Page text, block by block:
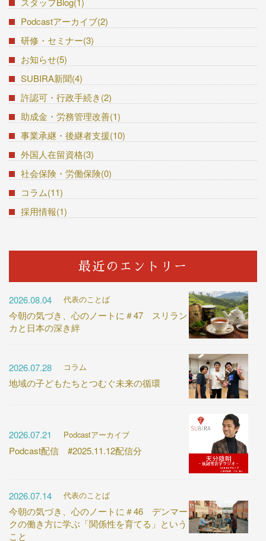
Podcastアーカイブ(2)
研修・セミナー(3)
お知らせ(5)
SUBIRA新聞(4)
許認可・行政手続き(2)
助成金・労務管理改善(1)
事業承継・後継者支援(10)
外国人在留資格(3)
社会保険・労働保険(0)
コラム(11)
採用情報(1)
最近のエントリー
2026.08.04 代表のことば
今朝の気づき、心のノートに＃47 スリラン
カと日本の深き絆
2026.07.28 コラム
地域の子どもたちとつむぐ未来の循環
2026.07.21 Podcastアーカイブ
Podcast配信 #2025.11.12配信分
2026.07.14 代表のことば
今朝の気づき、心のノートに＃46 デンマー
クの働き方に学ぶ「関係性を育てる」という
こと